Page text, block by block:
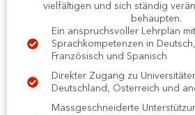
vielfältigen und sich ständig
behaupten.
Ein anspruchsvoller Lehrplan
Sprachkompetenzen in
Französisch und Spanisch
Direkter Zugang zu
Deutschland, Österreich und
Massgeschneiderte